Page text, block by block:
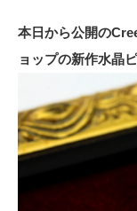
本日から公開の
ョップの新作水晶